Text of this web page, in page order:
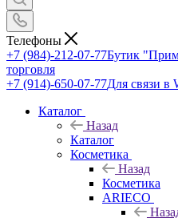
Телефоны
+7 (984)-212-07-77Бутик
торговля
+7 (914)-650-07-77Для связи в
Каталог
Назад
Каталог
Косметика
Назад
Косметика
ARIECO